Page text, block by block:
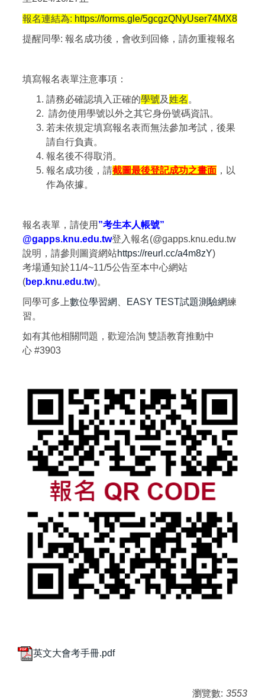
報名連結為: https://forms.gle/5gcgzQNyUser74MX8
提醒同學: 報名成功後，會收到回條，請勿重複報名
填寫報名表單注意事項：
請務必確認填入正確的學號及姓名 。
請勿使用學號以外之其它身份號碼資訊。
若未依規定填寫報名表而無法參加考試，後果
請自行負責。
報名後不得取消。
報名成功後，請截圖最後登記成功之畫面 ，以
作為依據。
報名表單，請使用 ”考生本人帳號”
@gapps.knu.edu.tw登入報名(@gapps.knu.edu.tw
說明，請參則圖資網站https://reurl.cc/a4m8zY)
考場通知於11/4~11/5公告至本中心網站
(bep.knu.edu.tw)。
同學可多上數位學習網 EASY TEST試題測驗網練
習。
如有其他相關問題，歡迎洽詢 雙語教育推動中
心 #3903
英文大會考手冊.pdf
瀏覽數: 3553